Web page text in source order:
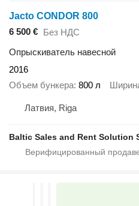
Jacto CONDOR 800
6 500 € Без НДС
Опрыскиватель навесной
2016
Объем бункера 800 л
Латвия, Riga
Baltic Sales and Rent Solution